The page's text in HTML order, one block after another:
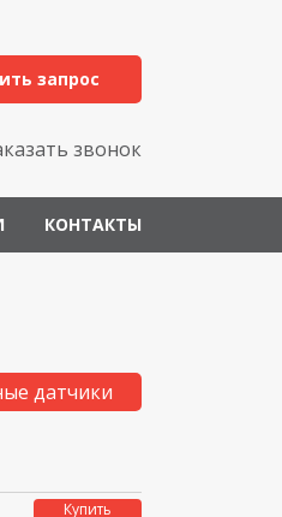
запрос
звонок
КОНТАКТЫ
датчики
Купить